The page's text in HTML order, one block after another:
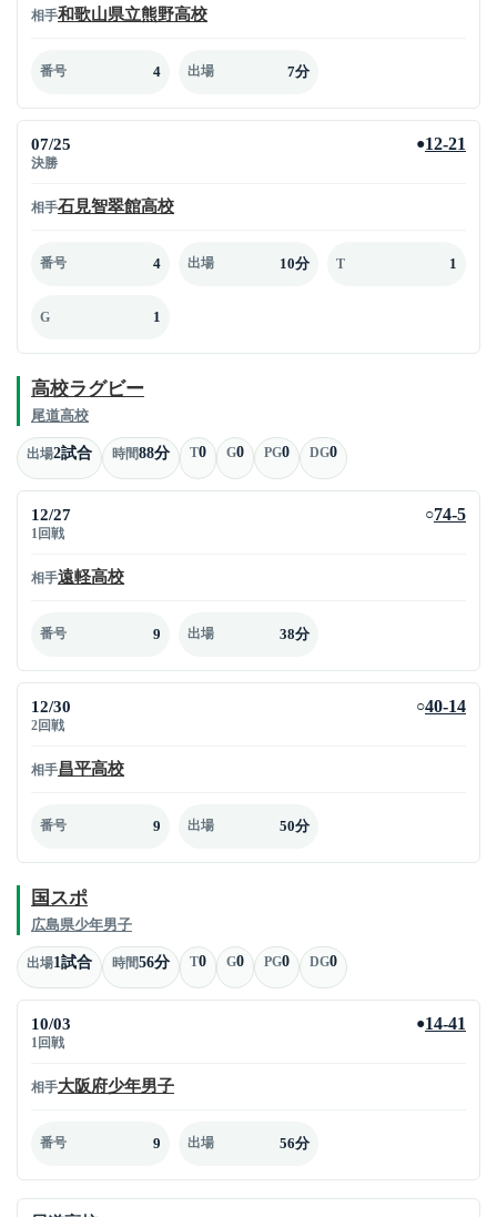
相手和歌山県立熊野高校
番号 4 出場 7分
07/25
決勝
●12-21
相手石見智翠館高校
番号 4 出場 10分 T 1
G 1
高校ラグビー
尾道高校
出場2試合 時間88分 T0 G0 PG0 DG0
12/27
1回戦
○74-5
相手遠軽高校
番号 9 出場 38分
12/30
2回戦
○40-14
相手昌平高校
番号 9 出場 50分
国スポ
広島県少年男子
出場1試合 時間56分 T0 G0 PG0 DG0
10/03
1回戦
●14-41
相手大阪府少年男子
番号 9 出場 56分